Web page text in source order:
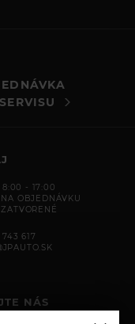
8:00 - 17:00
OBJEDNÁVKU
617
NÁS